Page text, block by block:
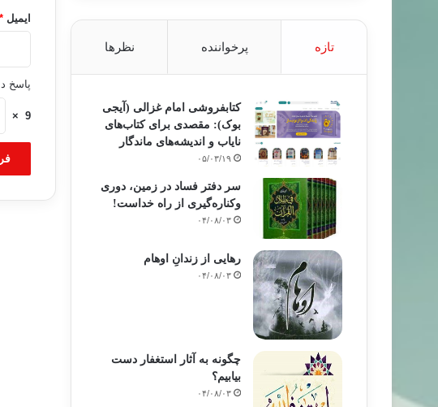
ایمیل *
پاسخ
9
×
تازه پرخواننده نظرها
کتابفروشی امام غزالی (آیجی
بوک): مقصدی برای کتاب‌های
نایاب و اندیشه‌های ماندگار
۰۵/۰۳/۱۹
سر دفتر فساد در زمین‌، دوری
وکناره‌گیری از راه خداست‌!
۰۴/۰۸/۰۳
رهایی از زندانِ اوهام
۰۴/۰۸/۰۳
چگونه به آثار استغفار دست
بیابیم؟
۰۴/۰۸/۰۳